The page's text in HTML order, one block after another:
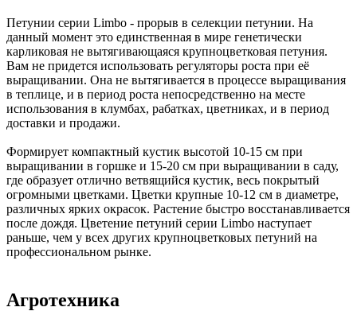
Петунии серии Limbo - прорыв в селекции петунии. На
данный момент это единственная в мире генетически
карликовая не вытягивающаяся крупноцветковая петуния.
Вам не придется использовать регуляторы роста при её
выращивании. Она не вытягивается в процессе выращивания
в теплице, и в период роста непосредственно на месте
использования в клумбах, рабатках, цветниках, и в период
доставки и продажи.
Формирует компактный кустик высотой 10-15 см при
выращивании в горшке и 15-20 см при выращивании в саду,
где образует отлично ветвящийся кустик, весь покрытый
огромными цветками. Цветки крупные 10-12 см в диаметре,
различных ярких окрасок. Растение быстро восстанавливается
после дождя. Цветение петуний серии Limbo наступает
раньше, чем у всех других крупноцветковых петуний на
профессиональном рынке.
Агротехника